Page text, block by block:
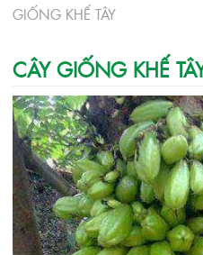
GIỐNG KHẾ TÂY
CÂY GIỐNG KHẾ